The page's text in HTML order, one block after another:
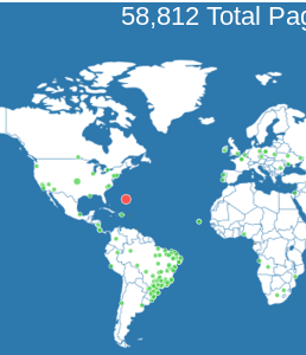
58,812 Total